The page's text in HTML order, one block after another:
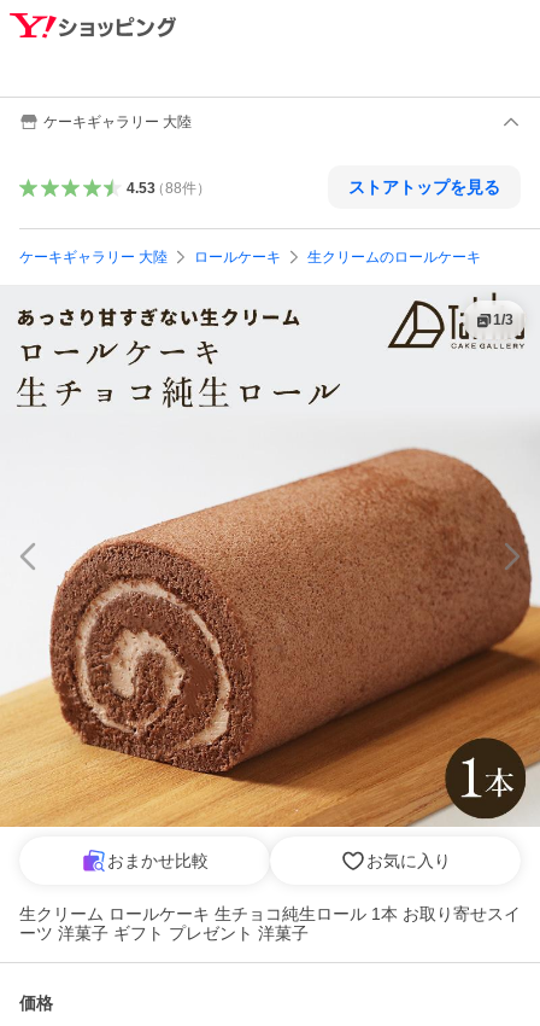
ケーキギャラリー 大陸
4.53（88件） ストアトップを見る
ケーキギャラリー 大陸 ロールケーキ 生クリームのロールケーキ
1/3
おまかせ比較 お気に入り
生クリーム ロールケーキ 生チョコ純生ロール 1本 お取り寄せスイ
ーツ 洋菓子 ギフト プレゼント 洋菓子
価格